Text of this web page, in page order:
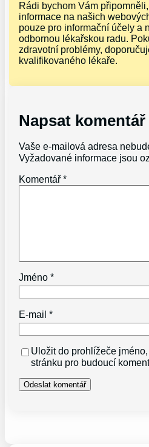
Rádi bychom Vám
informace na našich
pouze pro informační účely a
odbornou lékařskou radu.
zdravotní problémy,
kvalifikovaného lékaře.
Napsat komentář
Vaše e-mailová adresa
Vyžadované informace jsou
Komentář*
Jméno*
E-mail*
Uložit do prohlížeče
stránku pro budoucí